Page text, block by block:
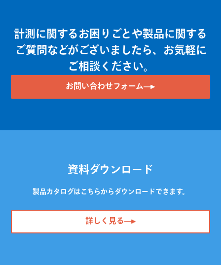
計測に関するお困りごとや製品に関する
ご質問などがございましたら、お気軽に
ご相談ください。
お問い合わせフォーム
資料ダウンロード
製品カタログはこちらからダウンロードできます。
詳しく見る